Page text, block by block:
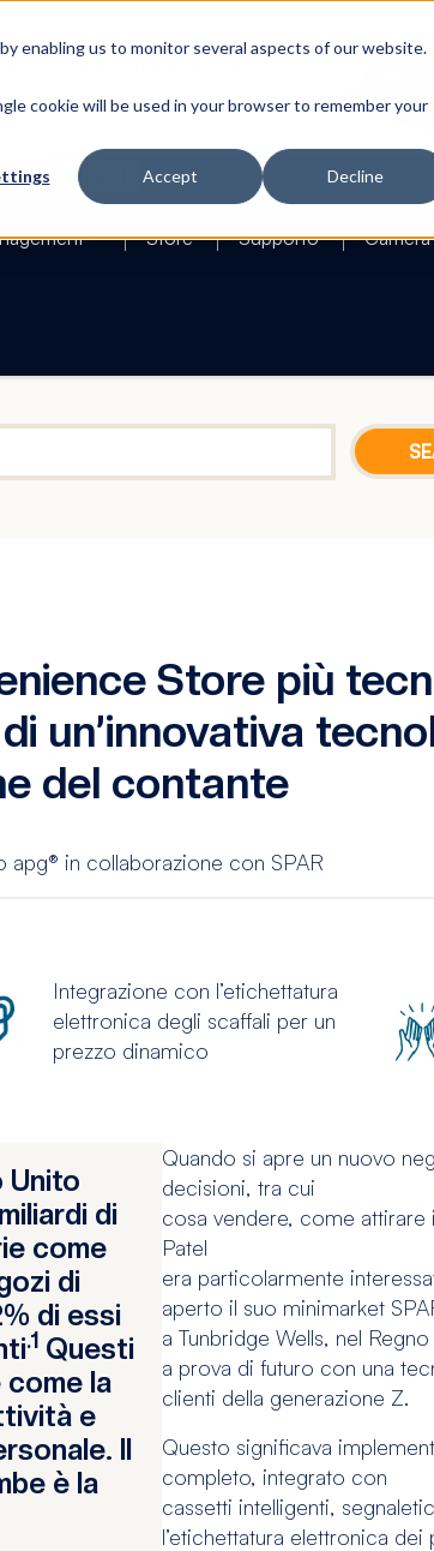
enabling us to monitor several aspects of our website.
cookie will be used in your browser to remember your
Accept Decline
Search
Store Supporto Carriera
Store più
un’innovativa
del contante
apg® in collaborazione con SPAR
Integrazione con l’etichettatura
elettronica degli scaffali per un
prezzo dinamico
Unito
di
come
di
di essi
.1 Questi
la
e
Il
è la
Quando si apre un nuovo
decisioni, tra cui
cosa vendere, come attirare
Patel
era particolarmente
aperto il suo minimarket
a Tunbridge Wells, nel
a prova di futuro con una
clienti della generazione Z.
Questo significava
completo, integrato con
cassetti intelligenti,
l’etichettatura elettronica dei